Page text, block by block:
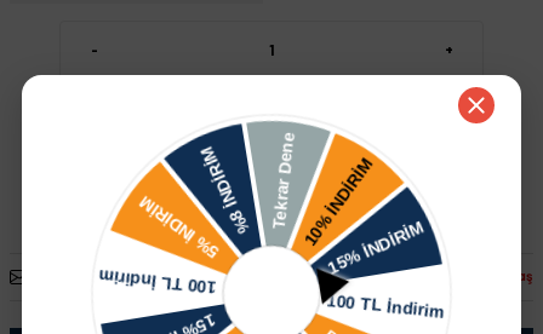
- +
Arkadaşına Öner Fiyatı Düşünce Haber Ver Paylaş